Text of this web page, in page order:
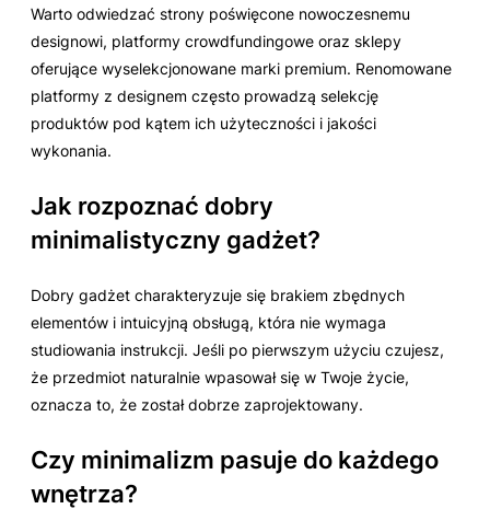
Warto odwiedzać strony poświęcone nowoczesnemu
designowi, platformy crowdfundingowe oraz sklepy
oferujące wyselekcjonowane marki premium. Renomowane
platformy z designem często prowadzą selekcję
produktów pod kątem ich użyteczności i jakości
wykonania.
Jak rozpoznać dobry
minimalistyczny gadżet?
Dobry gadżet charakteryzuje się brakiem zbędnych
elementów i intuicyjną obsługą, która nie wymaga
studiowania instrukcji. Jeśli po pierwszym użyciu czujesz,
że przedmiot naturalnie wpasował się w Twoje życie,
oznacza to, że został dobrze zaprojektowany.
Czy minimalizm pasuje do każdego
wnętrza?